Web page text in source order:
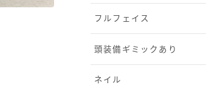
フルフェイス
頭装備ギミックあり
ネイル